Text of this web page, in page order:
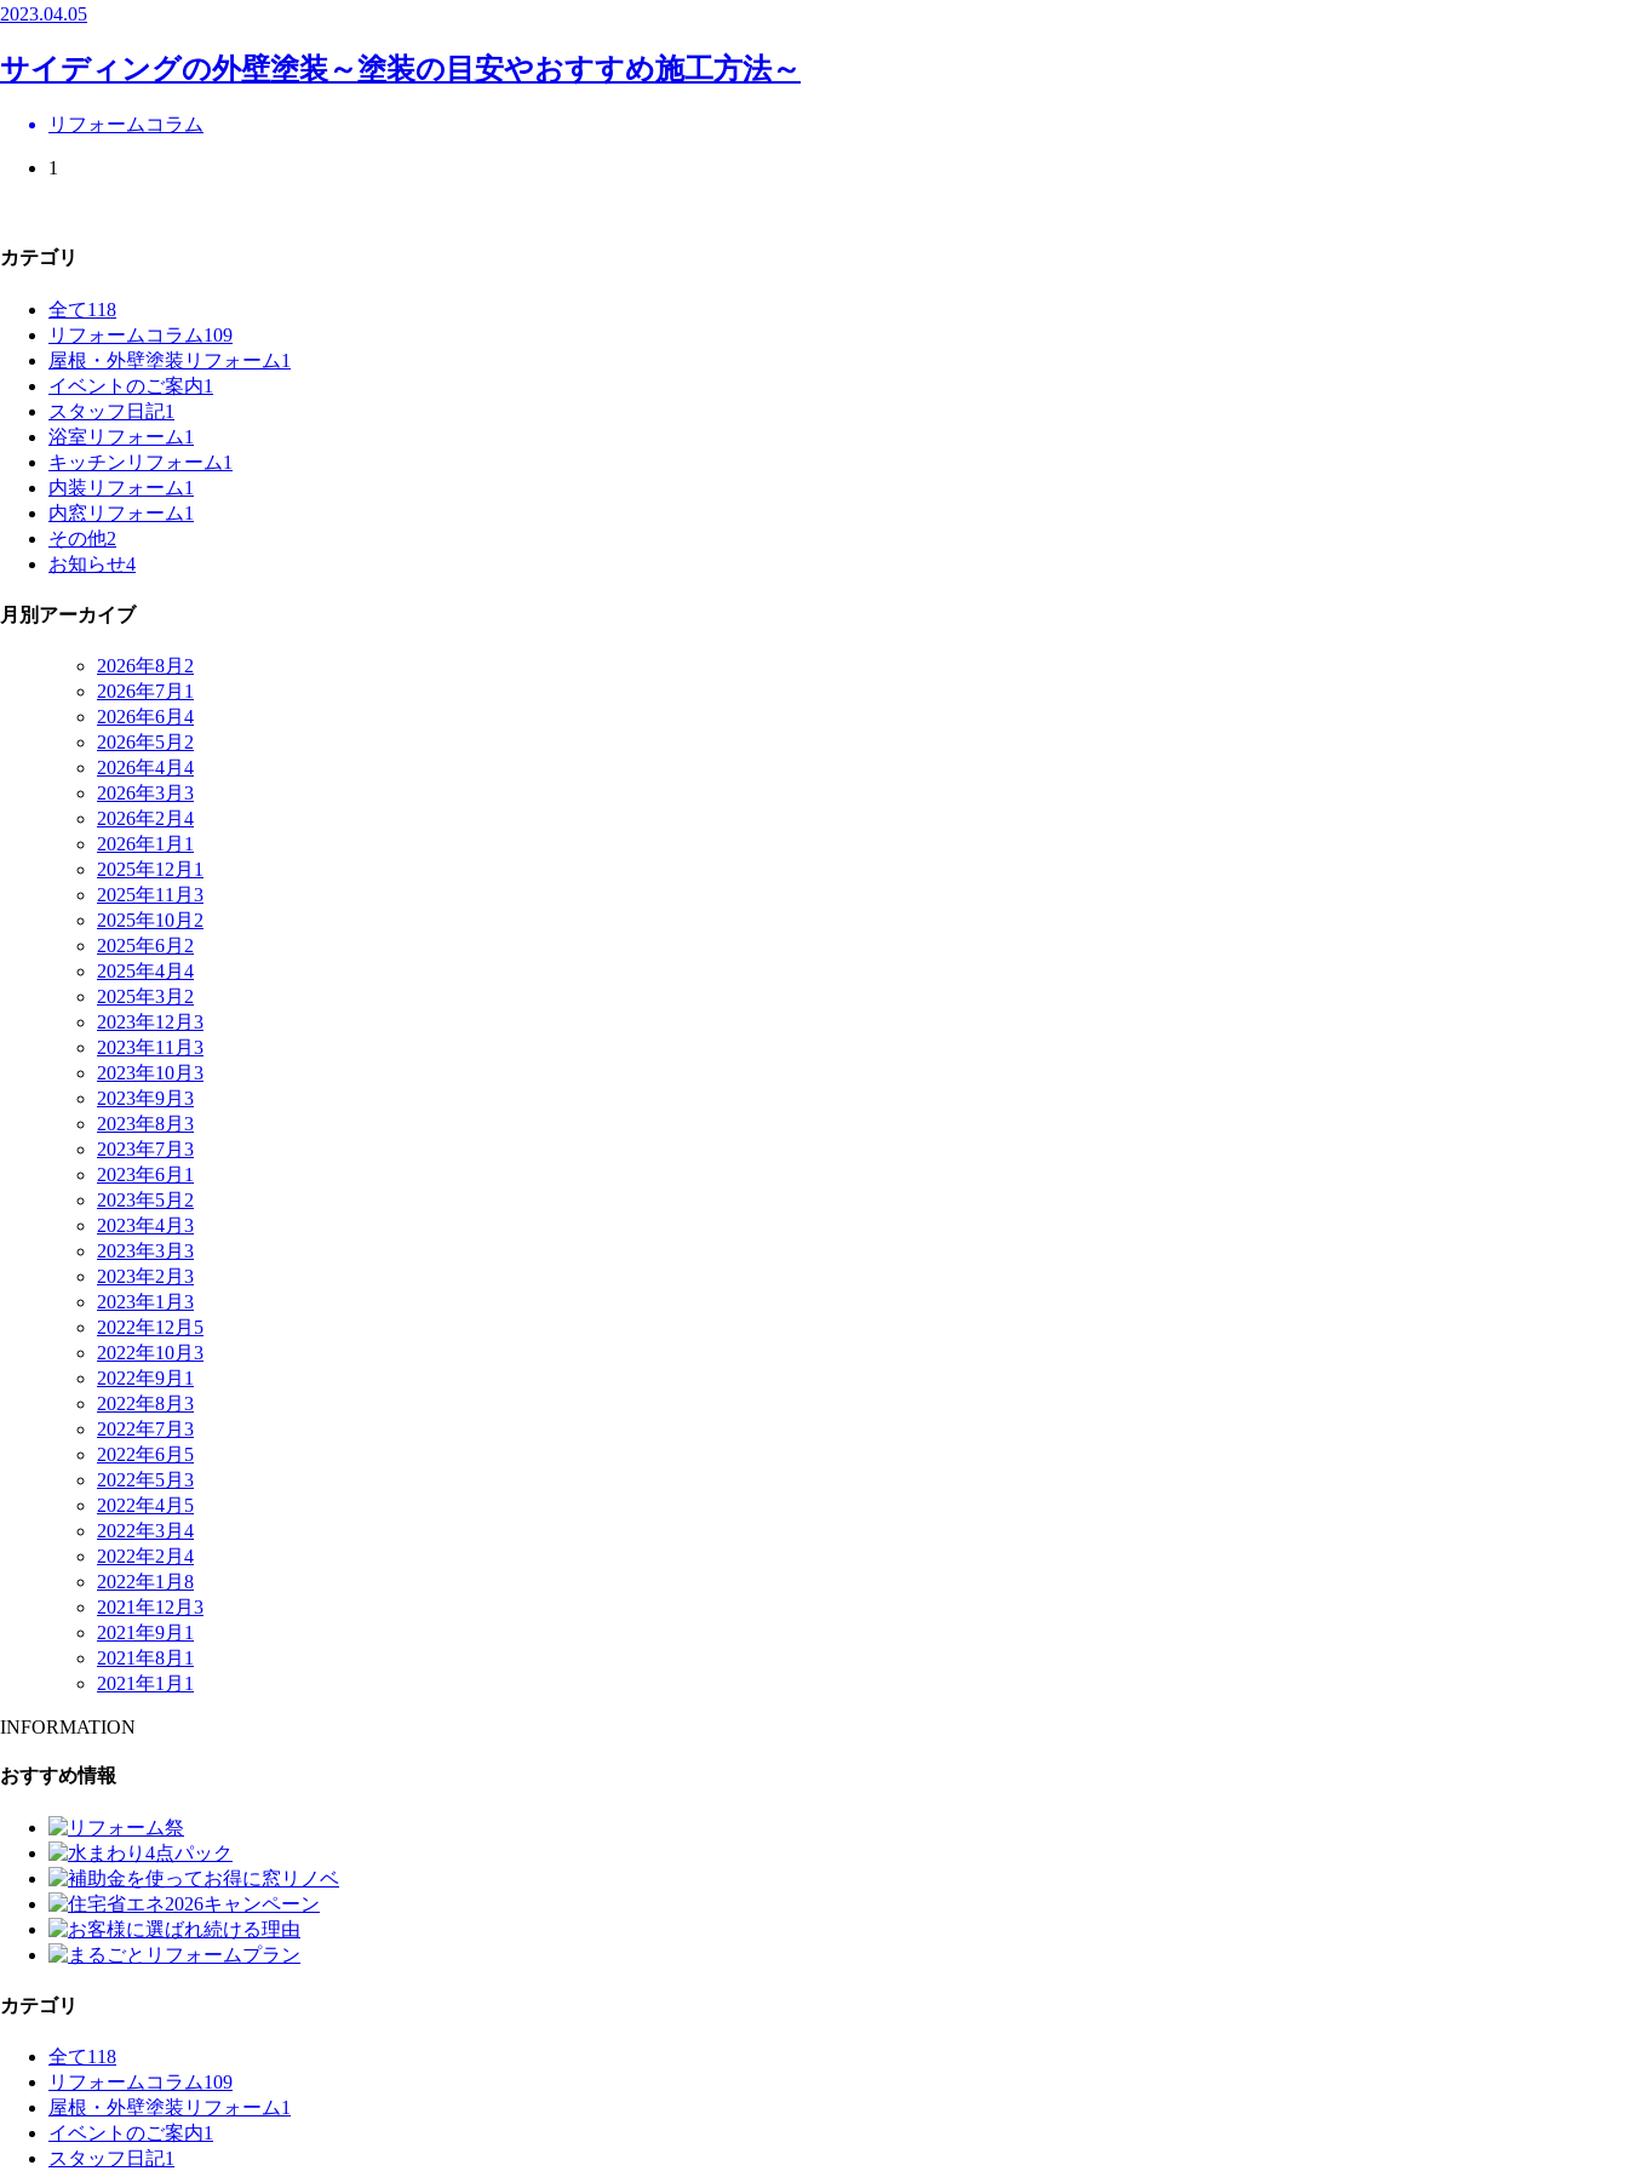
2023.04.05
サイディングの外壁塗装～塗装の目安やおすすめ施工方法～
リフォームコラム
1
カテゴリ
全て118
リフォームコラム109
屋根・外壁塗装リフォーム1
イベントのご案内1
スタッフ日記1
浴室リフォーム1
キッチンリフォーム1
内装リフォーム1
内窓リフォーム1
その他2
お知らせ4
月別アーカイブ
2026年8月 2
2026年7月 1
2026年6月 4
2026年5月 2
2026年4月 4
2026年3月 3
2026年2月 4
2026年1月 1
2025年12月 1
2025年11月 3
2025年10月 2
2025年6月 2
2025年4月 4
2025年3月 2
2023年12月 3
2023年11月 3
2023年10月 3
2023年9月 3
2023年8月 3
2023年7月 3
2023年6月 1
2023年5月 2
2023年4月 3
2023年3月 3
2023年2月 3
2023年1月 3
2022年12月 5
2022年10月 3
2022年9月 1
2022年8月 3
2022年7月 3
2022年6月 5
2022年5月 3
2022年4月 5
2022年3月 4
2022年2月 4
2022年1月 8
2021年12月 3
2021年9月 1
2021年8月 1
2021年1月 1
INFORMATION
おすすめ情報
カテゴリ
全て118
リフォームコラム109
屋根・外壁塗装リフォーム1
イベントのご案内1
スタッフ日記1